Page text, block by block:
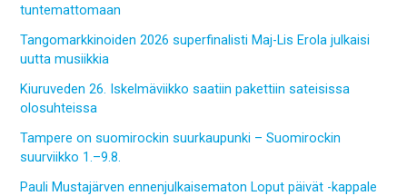
tuntemattomaan
Tangomarkkinoiden 2026 superfinalisti Maj-Lis Erola julkaisi
uutta musiikkia
Kiuruveden 26. Iskelmäviikko saatiin pakettiin sateisissa
olosuhteissa
Tampere on suomirockin suurkaupunki – Suomirockin
suurviikko 1.–9.8.
Pauli Mustajärven ennenjulkaisematon Loput päivät -kappale